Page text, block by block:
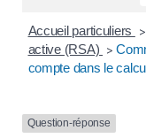
Accueil particuliers >
active (RSA) >
compte dans le
Question-réponse